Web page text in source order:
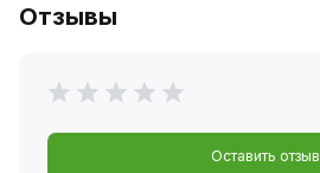
Отзывы
Оставить отзыв